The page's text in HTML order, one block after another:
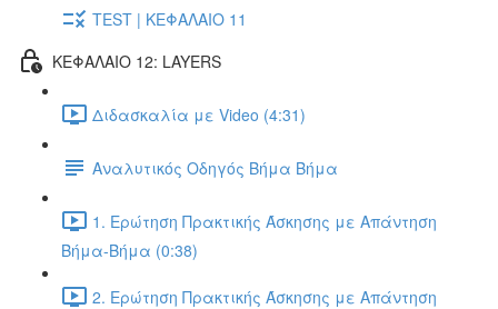
TEST | ΚΕΦΑΛΑΙΟ 11
ΚΕΦΑΛΑΙΟ 12: LAYERS
Διδασκαλία με Video (4:31)
Αναλυτικός Οδηγός Βήμα Βήμα
1. Ερώτηση Πρακτικής Άσκησης με Απάντηση
Βήμα-Βήμα (0:38)
2. Ερώτηση Πρακτικής Άσκησης με Απάντηση